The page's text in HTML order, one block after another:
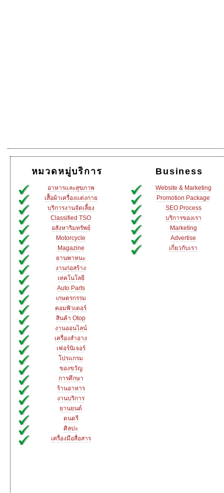
หมวดหมู่บริการ
อาหารและสุขภาพ
เสื้อผ้าเครื่องแต่งกาย
บริการงานจัดเลี้ยง
Classified TSO
อสังหาริมทรัพย์
Motorcycle
Magazine
ยานพาหนะ
งานก่อสร้าง
เทคโนโลยี
Auto Parts
เกษตรกรรม
คอมพิวเตอร์
สินค้า Otop
งานออนไลน์
เครื่องสำอาง
เฟอร์นิเจอร์
โปรแกรม
ของขวัญ
การศึกษา
ร้านอาหาร
งานบริการ
ยานยนต์
ดนตรี
ศิลปะ
เครื่องมือสื่อสาร
Business
Website & Marketing
Promotion Package
SEO Process
บริการของเรา
Marketing
Advertise
เกี่ยวกับเรา